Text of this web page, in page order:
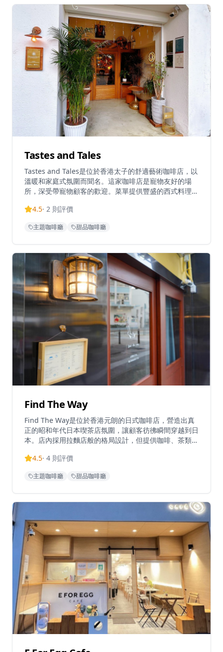
Tastes and Tales
Tastes and Tales是位於香港太子的舒適藝術咖啡店，以
溫暖和家庭式氛圍而聞名。這家咖啡店是寵物友好的場
所，深受帶寵物顧客的歡迎。菜單提供豐盛的西式料理，
色咖啡飲品，包括可選擇咖啡豆的冰釀咖啡。咖啡店以友
太子地鐵站C2出口僅5分鐘步程，Tastes and Tales為尋
間為上午11:30至晚上7:30，某些日子會延長至晚上
9:00，但晚上7:00後入座需要預約。
4.5· 2 則評價
主題咖啡廳 甜品咖啡廳
Find The Way
Find The Way是位於香港元朗的日式咖啡店，營造出真
正的昭和年代日本喫茶店氛圍，讓顧客彷彿瞬間穿越到日
本。店內採用拉麵店般的格局設計，但提供咖啡、茶類和
招牌菜式包括焦糖雞蛋布丁、楓糖漿鬆餅、藍橙梳打和檸
咖啡、茶類和輕食選擇。餐廳為尋求真正日式咖啡店體驗
Find The Way位置便利，距離朗屏地鐵站B2出口僅6分
4.5· 4 則評價
主題咖啡廳 甜品咖啡廳